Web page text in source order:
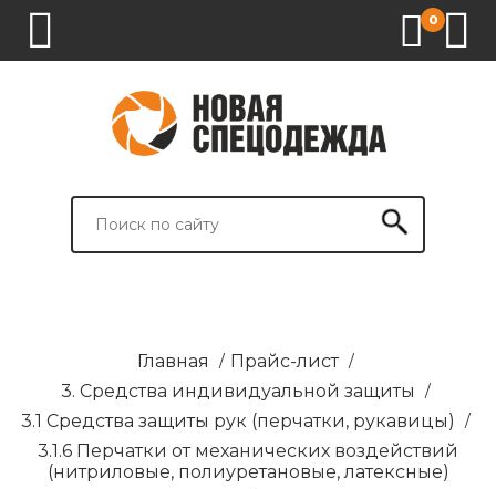
0
СПЕЦОДЕЖДА
СПЕЦОБУВЬ
СРЕДСТВА
ВСПОМОГАТЕЛЬНЫЕ
БРЕНДИРОВАНИЕ
Главная / Прайс-лист /
3. Средства индивидуальной защиты /
3.1 Средства защиты рук (перчатки, рукавицы) /
3.1.6 Перчатки от механических воздействий
(нитриловые, полиуретановые, латексные)